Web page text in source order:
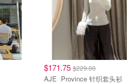
$171.75 $229.00
AJE Province 针织套头衫